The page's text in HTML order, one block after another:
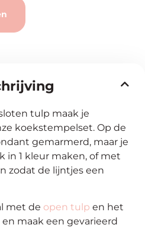
tulp maak je
koekstempelset. Op de
gemarmerd, maar je
in 1 kleur maken, of met
zodat de lijntjes een
met de open tulp en het
en maak een gevarieerd